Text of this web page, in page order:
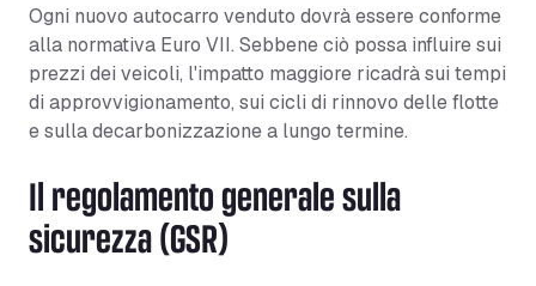
Ogni nuovo autocarro venduto dovrà essere conforme
alla normativa Euro VII. Sebbene ciò possa influire sui
prezzi dei veicoli, l'impatto maggiore ricadrà sui tempi
di approvvigionamento, sui cicli di rinnovo delle flotte
e sulla decarbonizzazione a lungo termine.
Il regolamento generale sulla
sicurezza (GSR)